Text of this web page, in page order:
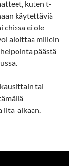
kuten t-
käytettäviä
chissa ei ole
aloittaa milloin
päästä
tai
ilta-aikaan.